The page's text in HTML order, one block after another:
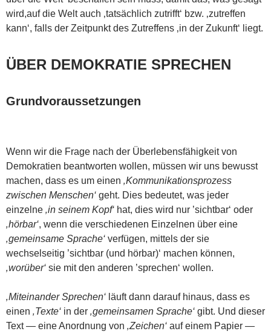
wird,auf die Welt auch ‚tatsächlich zutrifft‘ bzw. ‚zutreffen
kann‘, falls der Zeitpunkt des Zutreffens ‚in der Zukunft‘ liegt.
ÜBER DEMOKRATIE SPRECHEN
Grundvoraussetzungen
Wenn wir die Frage nach der Überlebensfähigkeit von
Demokratien beantworten wollen, müssen wir uns bewusst
machen, dass es um einen ‚Kommunikationsprozess
zwischen Menschen‘ geht. Dies bedeutet, was jeder
einzelne ‚in seinem Kopf‘ hat, dies wird nur ’sichtbar‘ oder
‚hörbar‘, wenn die verschiedenen Einzelnen über eine
‚gemeinsame Sprache‘ verfügen, mittels der sie
wechselseitig ’sichtbar (und hörbar)‘ machen können,
‚worüber‘ sie mit den anderen ’sprechen‘ wollen.
‚Miteinander Sprechen‘ läuft dann darauf hinaus, dass es
einen ‚Texte‘ in der ‚gemeinsamen Sprache‘ gibt. Und dieser
Text — eine Anordnung von ‚Zeichen‘ auf einem Papier —